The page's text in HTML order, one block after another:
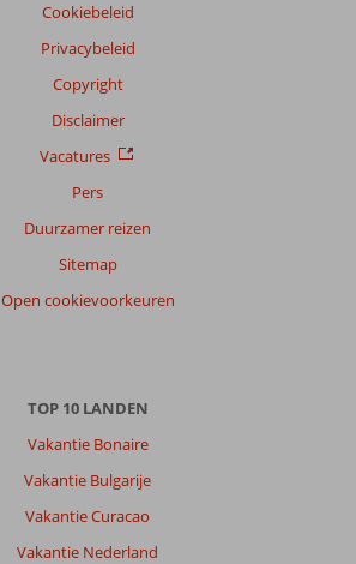
Cookiebeleid
Privacybeleid
Copyright
Disclaimer
Vacatures
Pers
Duurzamer reizen
Sitemap
Open cookievoorkeuren
TOP 10 LANDEN
Vakantie Bonaire
Vakantie Bulgarije
Vakantie Curacao
Vakantie Nederland